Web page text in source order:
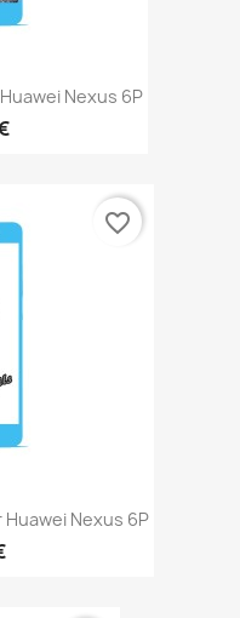
Nexus 6P
Nexus 6P
favorite_border